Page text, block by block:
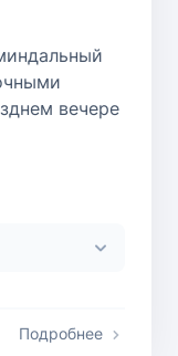
вечере
Подробнее